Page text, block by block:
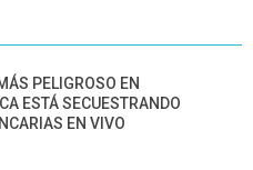
PELIGROSO EN
ESTÁ SECUESTRANDO
EN VIVO